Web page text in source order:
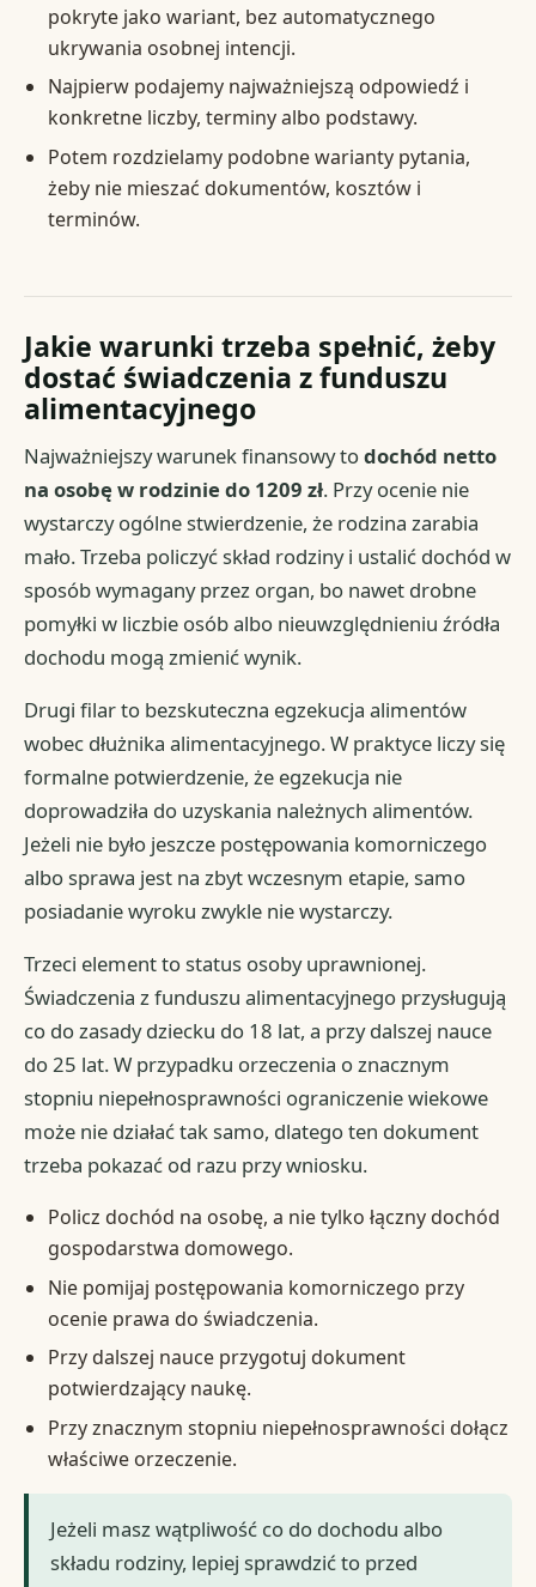
pokryte jako wariant, bez automatycznego
ukrywania osobnej intencji.
Najpierw podajemy najważniejszą odpowiedź i
konkretne liczby, terminy albo podstawy.
Potem rozdzielamy podobne warianty pytania,
żeby nie mieszać dokumentów, kosztów i
terminów.
Jakie warunki trzeba spełnić, żeby
dostać świadczenia z funduszu
alimentacyjnego
Najważniejszy warunek finansowy todochód netto
na osobę w rodzinie do 1209 zł. Przy ocenie nie
wystarczy ogólne stwierdzenie, że rodzina zarabia
mało. Trzeba policzyć skład rodziny i ustalić dochód w
sposób wymagany przez organ, bo nawet drobne
pomyłki w liczbie osób albo nieuwzględnieniu źródła
dochodu mogą zmienić wynik.
Drugi filar to bezskuteczna egzekucja alimentów
wobec dłużnika alimentacyjnego. W praktyce liczy się
formalne potwierdzenie, że egzekucja nie
doprowadziła do uzyskania należnych alimentów.
Jeżeli nie było jeszcze postępowania komorniczego
albo sprawa jest na zbyt wczesnym etapie, samo
posiadanie wyroku zwykle nie wystarczy.
Trzeci element to status osoby uprawnionej.
Świadczenia z funduszu alimentacyjnego przysługują
co do zasady dziecku do 18 lat, a przy dalszej nauce
do 25 lat. W przypadku orzeczenia o znacznym
stopniu niepełnosprawności ograniczenie wiekowe
może nie działać tak samo, dlatego ten dokument
trzeba pokazać od razu przy wniosku.
Policz dochód na osobę, a nie tylko łączny dochód
gospodarstwa domowego.
Nie pomijaj postępowania komorniczego przy
ocenie prawa do świadczenia.
Przy dalszej nauce przygotuj dokument
potwierdzający naukę.
Przy znacznym stopniu niepełnosprawności dołącz
właściwe orzeczenie.
Jeżeli masz wątpliwość co do dochodu albo
składu rodziny, lepiej sprawdzić to przed